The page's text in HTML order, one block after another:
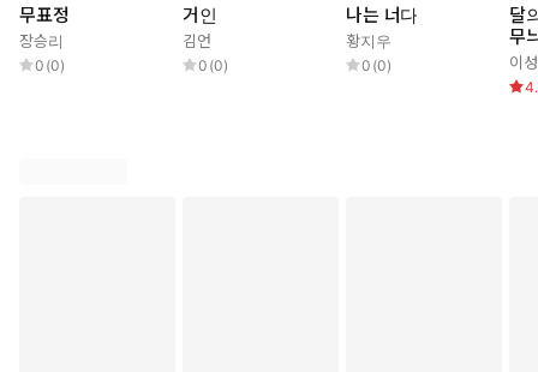
무표정
장승리
0 (0)
거인
김언
0 (0)
나는 너다
황지우
0 (0)
달
무
이